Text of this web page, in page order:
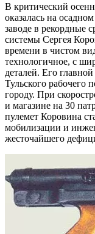
В критический
оказалась на
заводе в рекордные
системы Сергея
времени в чистом
технологичное, с
деталей. Его
Тульского рабочего
городу. При
и магазине на 30
пулемет Коровина
мобилизации и
жесточайшего